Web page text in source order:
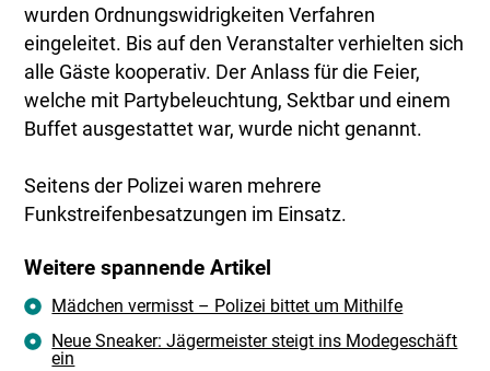
wurden Ordnungswidrigkeiten Verfahren
eingeleitet. Bis auf den Veranstalter verhielten sich
alle Gäste kooperativ. Der Anlass für die Feier,
welche mit Partybeleuchtung, Sektbar und einem
Buffet ausgestattet war, wurde nicht genannt.
Seitens der Polizei waren mehrere
Funkstreifenbesatzungen im Einsatz.
Weitere spannende Artikel
Mädchen vermisst – Polizei bittet um Mithilfe
Neue Sneaker: Jägermeister steigt ins Modegeschäft
ein